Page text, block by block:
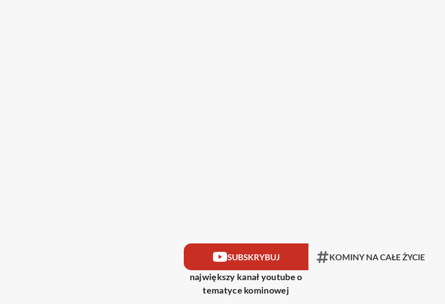
SUBSKRYBUJ KOMINY NA CAŁE ŻYCIE
największy kanał youtube o
tematyce kominowej